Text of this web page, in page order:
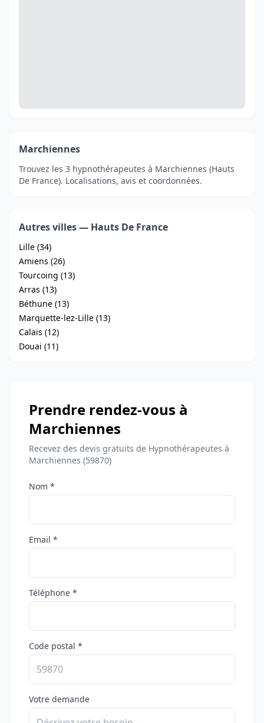
Marchiennes
Trouvez les 3 hypnothérapeutes à Marchiennes (Hauts
De France). Localisations, avis et coordonnées.
Autres villes — Hauts De France
Lille (34)
Amiens (26)
Tourcoing (13)
Arras (13)
Béthune (13)
Marquette-lez-Lille (13)
Calais (12)
Douai (11)
Prendre rendez-vous à
Marchiennes
Recevez des devis gratuits de Hypnothérapeutes à
Marchiennes (59870)
Nom *
Email *
Téléphone *
Code postal *
Votre demande